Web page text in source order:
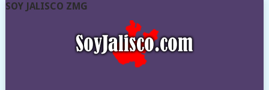
SOY JALISCO ZMG